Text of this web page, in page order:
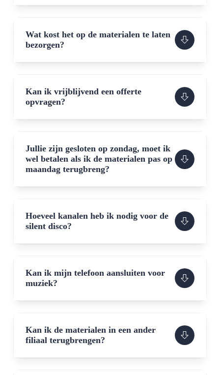
Wat kost het op de materialen te laten
bezorgen?
Kan ik vrijblijvend een offerte
opvragen?
Jullie zijn gesloten op zondag, moet ik
wel betalen als ik de materialen pas op
maandag terugbreng?
Hoeveel kanalen heb ik nodig voor de
silent disco?
Kan ik mijn telefoon aansluiten voor
muziek?
Kan ik de materialen in een ander
filiaal terugbrengen?